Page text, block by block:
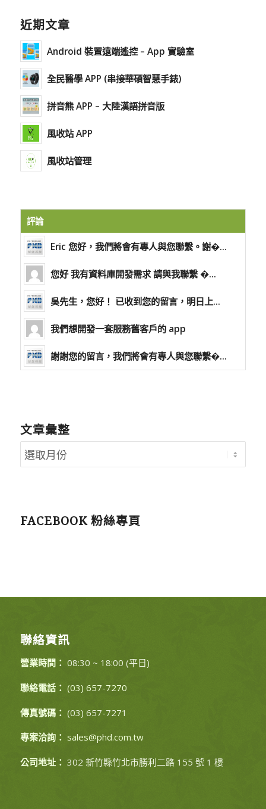
近期文章
Android 裝置遠端遙控 – App 實驗室
全民醫學 APP (串接華碩智慧手錶)
拼音熊 APP – 大陸漢語拼音版
風收站 APP
風收站管理
評論
Eric 您好，我們將會有專人與您聯繫。謝�...
您好 我有資料庫開發需求 請與我聯繫 �...
吳先生，您好！ 已收到您的留言，明日上...
我們想開發一套服務舊客戶的 app
謝謝您的留言，我們將會有專人與您聯繫�...
文章彙整
FACEBOOK 粉絲專頁
聯絡資訊
營業時間： 08:30 ~ 18:00 (平日)
聯絡電話： (03) 657-7270
傳真號碼： (03) 657-7271
專案洽詢： sales@phd.com.tw
公司地址： 302 新竹縣竹北市勝利二路 155 號 1 樓